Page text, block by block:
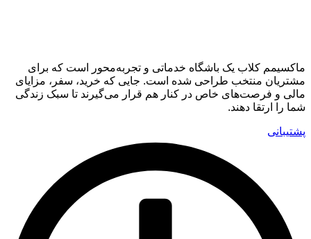
ماکسیمم کلاب یک باشگاه خدماتی و تجربه‌محور است که برای
مشتریان منتخب طراحی شده است. جایی که خرید، سفر، مزایای
مالی و فرصت‌های خاص در کنار هم قرار می‌گیرند تا سبک زندگی
شما را ارتقا دهند.
پشتیبانی